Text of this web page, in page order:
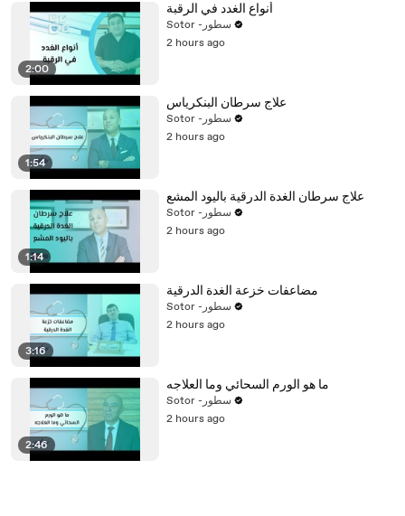
2:00
أنواع الغدد في الرقبة
Sotor -سطور
2 hours ago
1:54
علاج سرطان البنكرياس
Sotor -سطور
2 hours ago
1:14
علاج سرطان الغدة الدرقية باليود المشع
Sotor -سطور
2 hours ago
3:16
مضاعفات خزعة الغدة الدرقية
Sotor -سطور
2 hours ago
2:46
ما هو الورم السحائي وما العلاجه
Sotor -سطور
2 hours ago